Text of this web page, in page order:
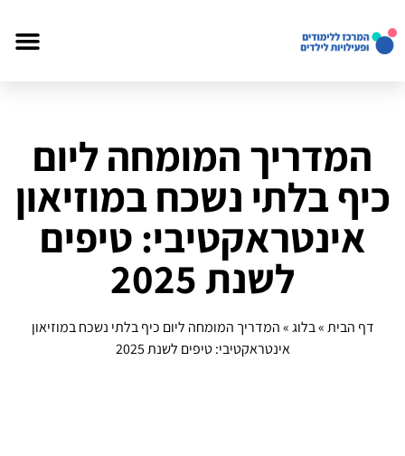
המדריך המומחה ליום
כיף בלתי נשכח במוזיאון
אינטראקטיבי: טיפים
לשנת 2025
דף הבית»בלוג»המדריך המומחה ליום כיף בלתי נשכח במוזיאון
אינטראקטיבי: טיפים לשנת 2025